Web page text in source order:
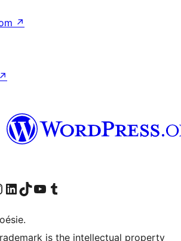
↗
↗
Instagram account
Visit our LinkedIn account
Visitez notre compte TikTok
Visit our YouTube channel
Visitez notre compte Tumblr
is the intellectual property